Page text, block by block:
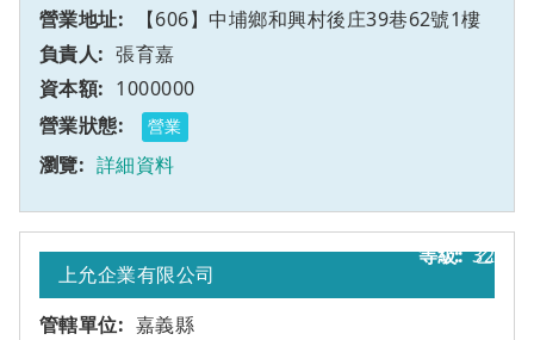
【606】中埔鄉和興村後庄39巷62號1樓
張育嘉
1000000
營業
詳細資料
32
上允企業有限公司
嘉義縣
乙